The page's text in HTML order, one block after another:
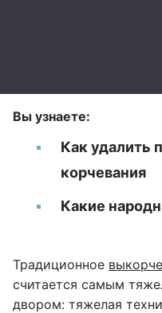
Вы узнаете:
Как удалить
корчевания
Какие
Традиционное
считается самым
двором: тяжелая